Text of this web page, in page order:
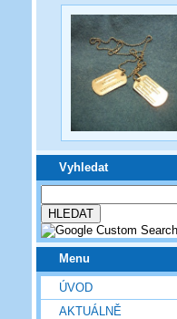
Vyhledat
Menu
ÚVOD
AKTUÁLNĚ